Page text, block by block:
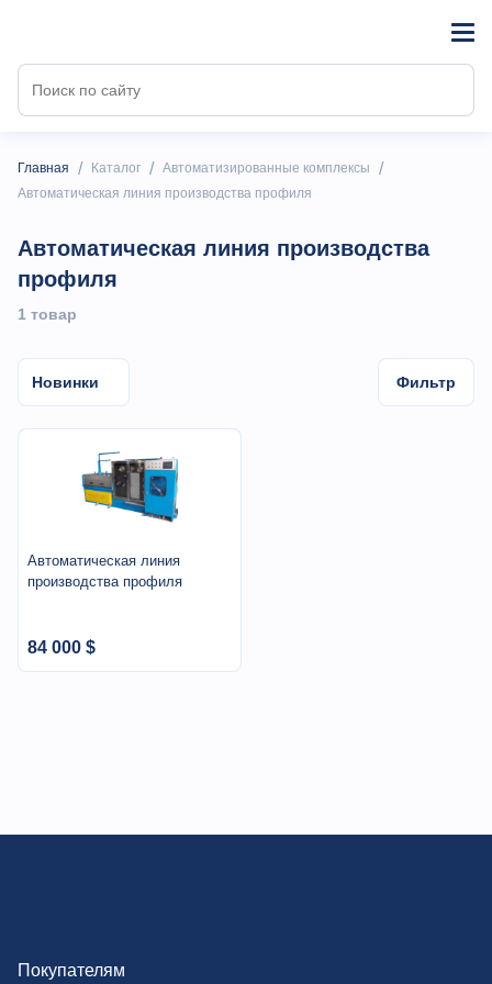
Главная / Каталог / Автоматизированные комплексы /
Автоматическая линия производства профиля
Автоматическая линия производства
профиля
1 товар
Новинки Фильтр
Автоматическая линия
производства профиля
84 000 $
Покупателям